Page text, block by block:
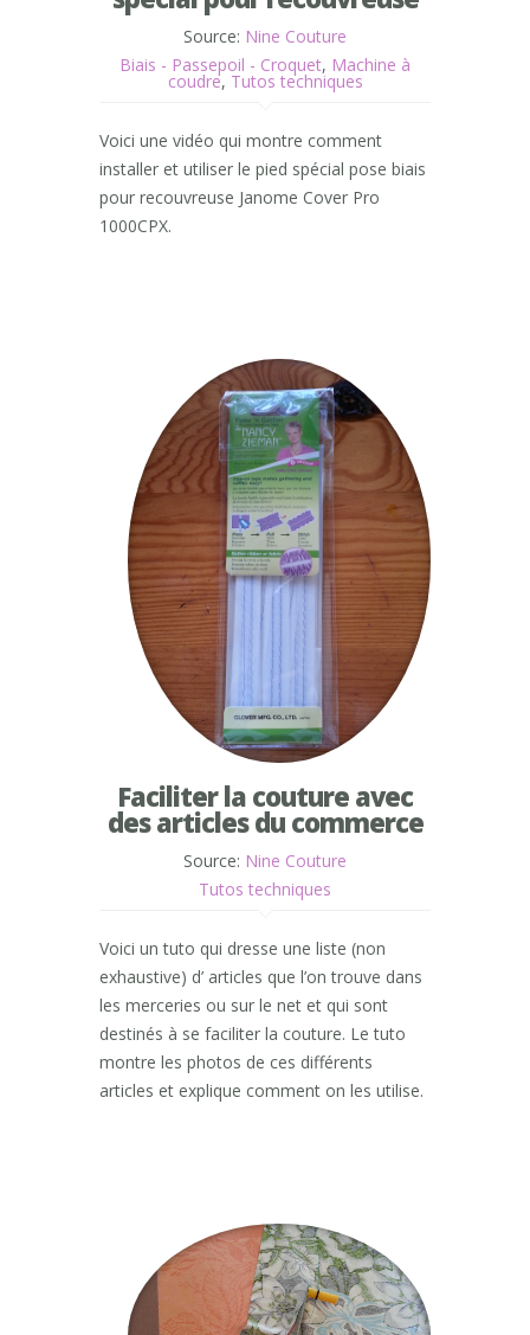
Source: Nine Couture
Biais - Passepoil - Croquet, Machine à
coudre, Tutos techniques
Voici une vidéo qui montre comment
installer et utiliser le pied spécial pose biais
pour recouvreuse Janome Cover Pro
1000CPX.
Faciliter la couture avec
des articles du commerce
Source: Nine Couture
Tutos techniques
Voici un tuto qui dresse une liste (non
exhaustive) d’ articles que l’on trouve dans
les merceries ou sur le net et qui sont
destinés à se faciliter la couture. Le tuto
montre les photos de ces différents
articles et explique comment on les utilise.